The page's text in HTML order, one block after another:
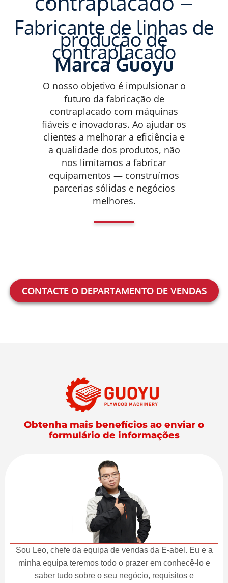
Fabricante de linhas de
produção de
contraplacado
Marca Guoyu
O nosso objetivo é impulsionar o
futuro da fabricação de
contraplacado com máquinas
fiáveis e inovadoras. Ao ajudar os
clientes a melhorar a eficiência e
a qualidade dos produtos, não
nos limitamos a fabricar
equipamentos — construímos
parcerias sólidas e negócios
melhores.
CONTACTE O DEPARTAMENTO DE VENDAS
Obtenha mais benefícios ao enviar o
formulário de informações
Sou Leo, chefe da equipa de vendas da E-abel. Eu e a
minha equipa teremos todo o prazer em conhecê-lo e
saber tudo sobre o seu negócio, requisitos e